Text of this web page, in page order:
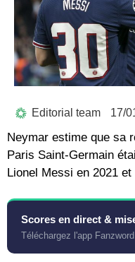
Editorial team 17/
Neymar estime que sa
Paris Saint-Germain
Lionel Messi en 2021
Scores en direct &
Téléchargez l'app Fanzword